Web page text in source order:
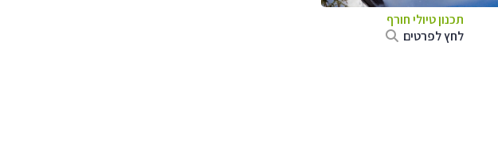
תכנון טיולי חורף
לחץ לפרטים